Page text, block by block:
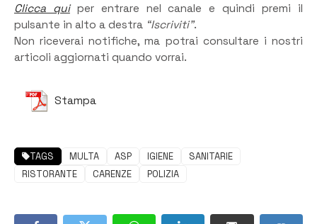
Clicca quiper entrare nel canale e quindi premi il
pulsante in alto a destra “Iscriviti”.
Non riceverai notifiche, ma potrai consultare i nostri
articoli aggiornati quando vorrai.
Stampa
TAGS MULTA ASP IGIENE
SANITARIE
RISTORANTE
CARENZE POLIZIA